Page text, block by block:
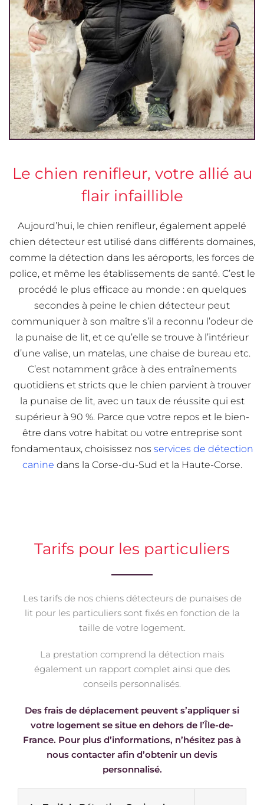
Le chien renifleur, votre allié au
flair infaillible
Aujourd’hui, le chien renifleur, également appelé
chien détecteur est utilisé dans différents domaines,
comme la détection dans les aéroports, les forces de
police, et même les établissements de santé. C’est le
procédé le plus efficace au monde : en quelques
secondes à peine le chien détecteur peut
communiquer à son maître s’il a reconnu l’odeur de
la punaise de lit, et ce qu’elle se trouve à l’intérieur
d’une valise, un matelas, une chaise de bureau etc.
C’est notamment grâce à des entraînements
quotidiens et stricts que le chien parvient à trouver
la punaise de lit, avec un taux de réussite qui est
supérieur à 90 %. Parce que votre repos et le bien-
être dans votre habitat ou votre entreprise sont
fondamentaux, choisissez nos services de détection
canine dans la Corse-du-Sud et la Haute-Corse.
Tarifs pour les particuliers
Les tarifs de nos chiens détecteurs de punaises de
lit pour les particuliers sont fixés en fonction de la
taille de votre logement.
La prestation comprend la détection mais
également un rapport complet ainsi que des
conseils personnalisés.
Des frais de déplacement peuvent s’appliquer si
votre logement se situe en dehors de l’Île-de-
France. Pour plus d’informations, n’hésitez pas à
nous contacter afin d’obtenir un devis
personnalisé.